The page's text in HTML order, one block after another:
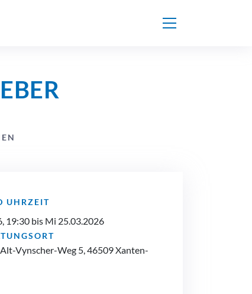
UHRZEIT
19:30 bis Mi 25.03.2026
Vynscher-Weg 5, 46509 Xanten-